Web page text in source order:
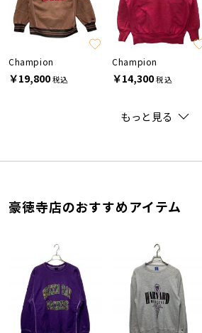
Champion
￥19,800税込
Champion
￥14,300税込
もっと見る
豪徳寺店のおすすめアイテム